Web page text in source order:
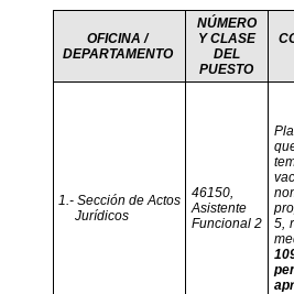
OFICINA /
DEPARTAMENTO
NÚMERO
Y CLASE
DEL
PUESTO
1.- Sección de Actos
Jurídicos
46150,
Asistente
Funcional 2
5,